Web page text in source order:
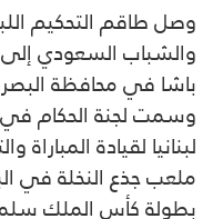
وصل طاقم التحكيم
والشباب السعودي
باشا في محافظة
وسمت لجنة الحكام في
لبنانيا لقيادة
ملعب جذع النخلة في
بطولة كأس الملك